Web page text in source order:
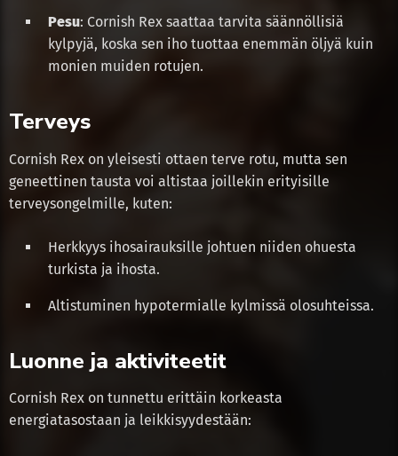
Pesu: Cornish Rex saattaa tarvita säännöllisiä
kylpyjä, koska sen iho tuottaa enemmän öljyä kuin
monien muiden rotujen.
Terveys
Cornish Rex on yleisesti ottaen terve rotu, mutta sen
geneettinen tausta voi altistaa joillekin erityisille
terveysongelmille, kuten:
Herkkyys ihosairauksille johtuen niiden ohuesta
turkista ja ihosta.
Altistuminen hypotermialle kylmissä olosuhteissa.
Luonne ja aktiviteetit
Cornish Rex on tunnettu erittäin korkeasta
energiatasostaan ja leikkisyydestään: